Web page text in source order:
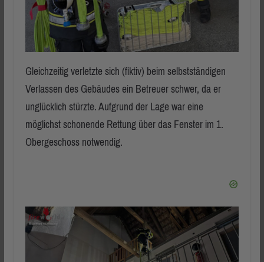
Gleichzeitig verletzte sich (fiktiv) beim selbstständigen
Verlassen des Gebäudes ein Betreuer schwer, da er
unglücklich stürzte. Aufgrund der Lage war eine
möglichst schonende Rettung über das Fenster im 1.
Obergeschoss notwendig.